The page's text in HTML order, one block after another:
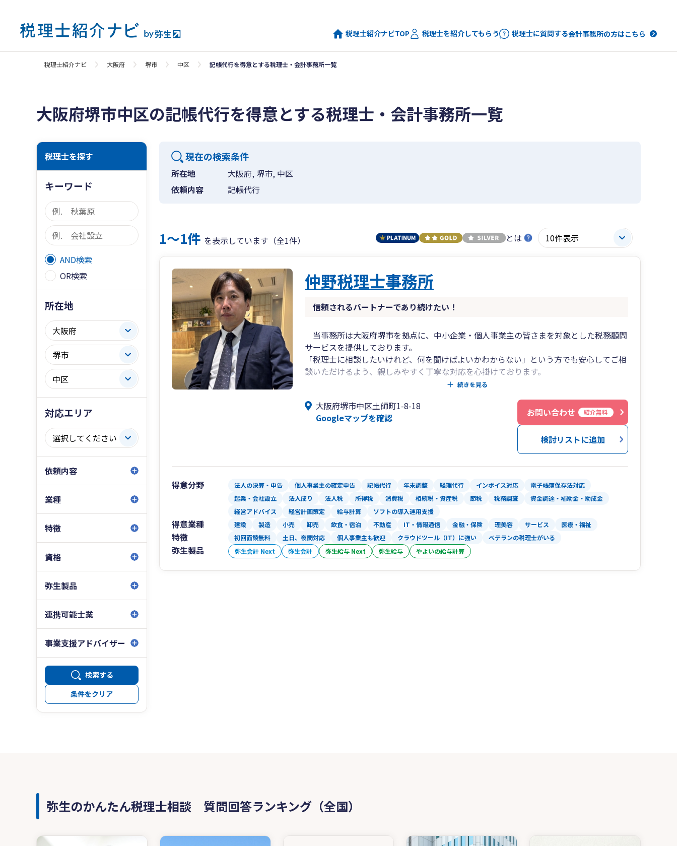
税理士紹介ナビTOP 税理士を紹介してもらう 税理士に質問する会計事務所の方はこちら
税理士紹介ナビ 大阪府 堺市 中区 記帳代行を得意とする税理士・会計事務所一覧
大阪府堺市中区の記帳代行を得意とする税理士・会計事務所一覧
税理士を探す
キーワード
AND検索
OR検索
所在地
対応エリア
依頼内容
業種
特徴
資格
弥生製品
連携可能士業
事業支援アドバイザー
検索する
条件をクリア
現在の検索条件
所在地
大阪府, 堺市, 中区
依頼内容
記帳代行
1〜1件 を表示しています（全1件） とは
仲野税理士事務所
信頼されるパートナーであり続けたい！
当事務所は大阪府堺市を拠点に、中小企業・個人事業主の皆さまを対象とした税務顧問
サービスを提供しております。
「税理士に相談したいけれど、何を聞けばよいかわからない」という方でも安心してご相
談いただけるよう、親しみやすく丁寧な対応を心掛けております。
記帳・決算申告だけでなく、会社設立、法人化、資金繰り、融資相談、クラウド会計導入
お客様一人ひとりの状況に合わせた提案を行い、長期的なパートナーとして事業の成長を
サポートいたします。
続きを見る
大阪府堺市中区土師町1-8-18
Googleマップを確認
お問い合わせ 紹介無料
検討リストに追加
得意分野 法人の決算・申告 個人事業主の確定申告 記帳代行 年末調整 経理代行 インボイス対応
電子帳簿保存法対応
起業・会社設立
法人成り 法人税 所得税 消費税 相続税・資産税 節税 税務調査
資金調達・補助金・助成金
経営アドバイス
経営計画策定 給与計算 ソフトの導入運用支援
得意業種 建設 製造 小売 卸売 飲食・宿泊 不動産 IT・情報通信 金融・保険 理美容 サービス 医療・福祉
特徴 初回面談無料 土日、夜間対応 個人事業主も歓迎 クラウドツール（IT）に強い ベテランの税理士がいる
弥生製品 弥生会計 Next 弥生会計 弥生給与 Next 弥生給与 やよいの給与計算
弥生のかんたん税理士相談 質問回答ランキング（全国）